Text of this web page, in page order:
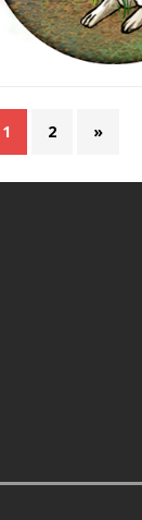
1 2 »